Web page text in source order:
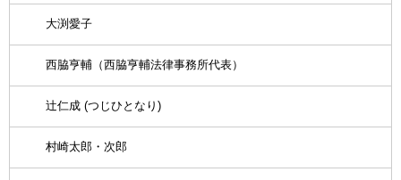
大渕愛子
西脇亨輔（西脇亨輔法律事務所代表）
辻仁成 (つじひとなり)
村崎太郎・次郎